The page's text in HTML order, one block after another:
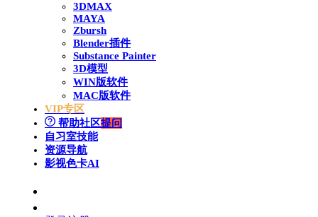
3DMAX
MAYA
Zbursh
Blender插件
Substance Painter
3D模型
WIN版软件
MAC版软件
VIP专区
帮助社区提问
自习室技能
资源导航
影视色卡AI